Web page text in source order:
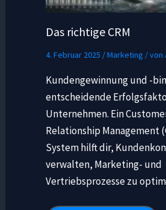
Das richtige CRM
4. Februar 2025 /Marketing / von
Kundengewinnung und -
entscheidende
Unternehmen. Ein
Relationship Management
System hilft dir,
verwalten, Marketing- und
Vertriebsprozesse zu